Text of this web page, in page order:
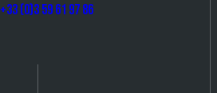
+33 (0)3 59 61 97 86